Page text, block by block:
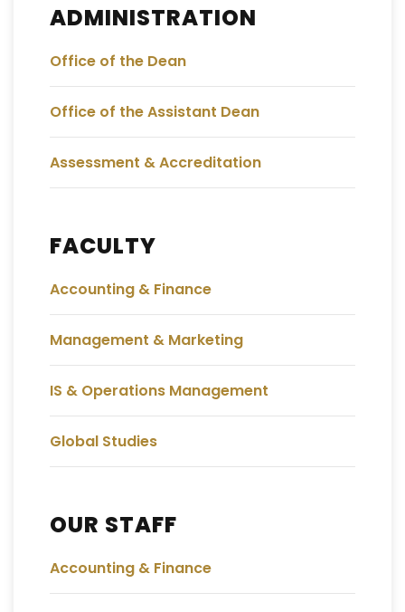
ADMINISTRATION
Office of the Dean
Office of the Assistant Dean
Assessment & Accreditation
FACULTY
Accounting & Finance
Management & Marketing
IS & Operations Management
Global Studies
OUR STAFF
Accounting & Finance